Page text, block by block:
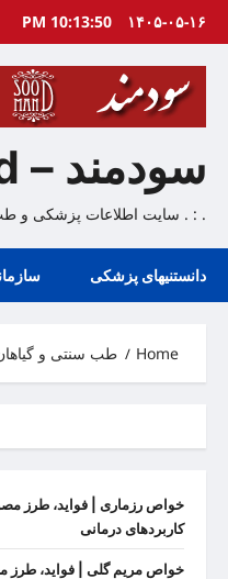
Skip
content
۱۴۰۵-۰۵-۱۶ 10:13:51 PM
سودمند – Soodmand
. : . سایت اطلاعات پزشکی و
دانستنیهای پزشکی
Home طب سنتی و
خواص رزماری | فواید، طرز
کاربردهای درمانی
خواص مریم گلی | فواید،